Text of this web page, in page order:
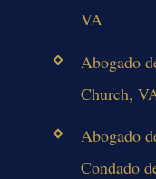
VA
Abogado
Church,
Abogado
Condado